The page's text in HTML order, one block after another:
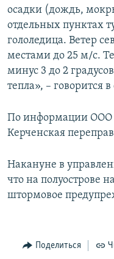
осадки (дождь,
отдельных пунктах
гололедица. Ветер
местами до 25 м/с.
минус 3 до 2
тепла», – говорится
По информации ООО
Керченская
Накануне в
что на полуострове
штормовое
Поделиться